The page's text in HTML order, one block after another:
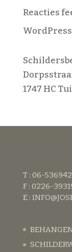
Reacties
Dorpsstraat
1747 HC
T : 06-
F : 0226-
E :